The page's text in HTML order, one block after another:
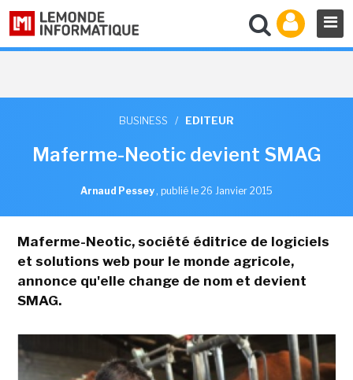
BUSINESS / EDITEUR
Maferme-Neotic devient SMAG
Arnaud Pessey , publié le 26 Janvier 2015
Maferme-Neotic, société éditrice de logiciels
et solutions web pour le monde agricole,
annonce qu'elle change de nom et devient
SMAG.